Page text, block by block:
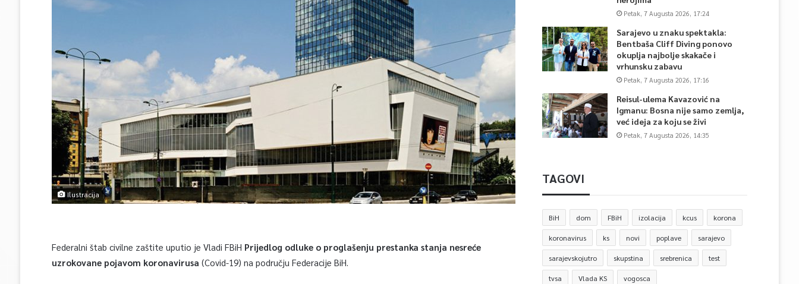
Ilustracija
Federalni štab civilne zaštite uputio je Vladi FBiH Prijedlog odluke o proglašenju prestanka stanja nesreće
uzrokovane pojavom koronavirusa (Covid-19) na području Federacije BiH.
Petak, 7 Augusta 2026, 17:24
Sarajevo u znaku spektakla:
Bentbaša Cliff Diving ponovo
okuplja najbolje skakače i
vrhunsku zabavu
Petak, 7 Augusta 2026, 17:16
Reisul-ulema Kavazović na
Igmanu: Bosna nije samo zemlja,
već ideja za koju se živi
Petak, 7 Augusta 2026, 14:35
TAGOVI
BiH dom FBiH izolacija kcus korona
koronavirus ks novi poplave sarajevo
sarajevskojutro skupstina srebrenica test
tvsa Vlada KS vogosca